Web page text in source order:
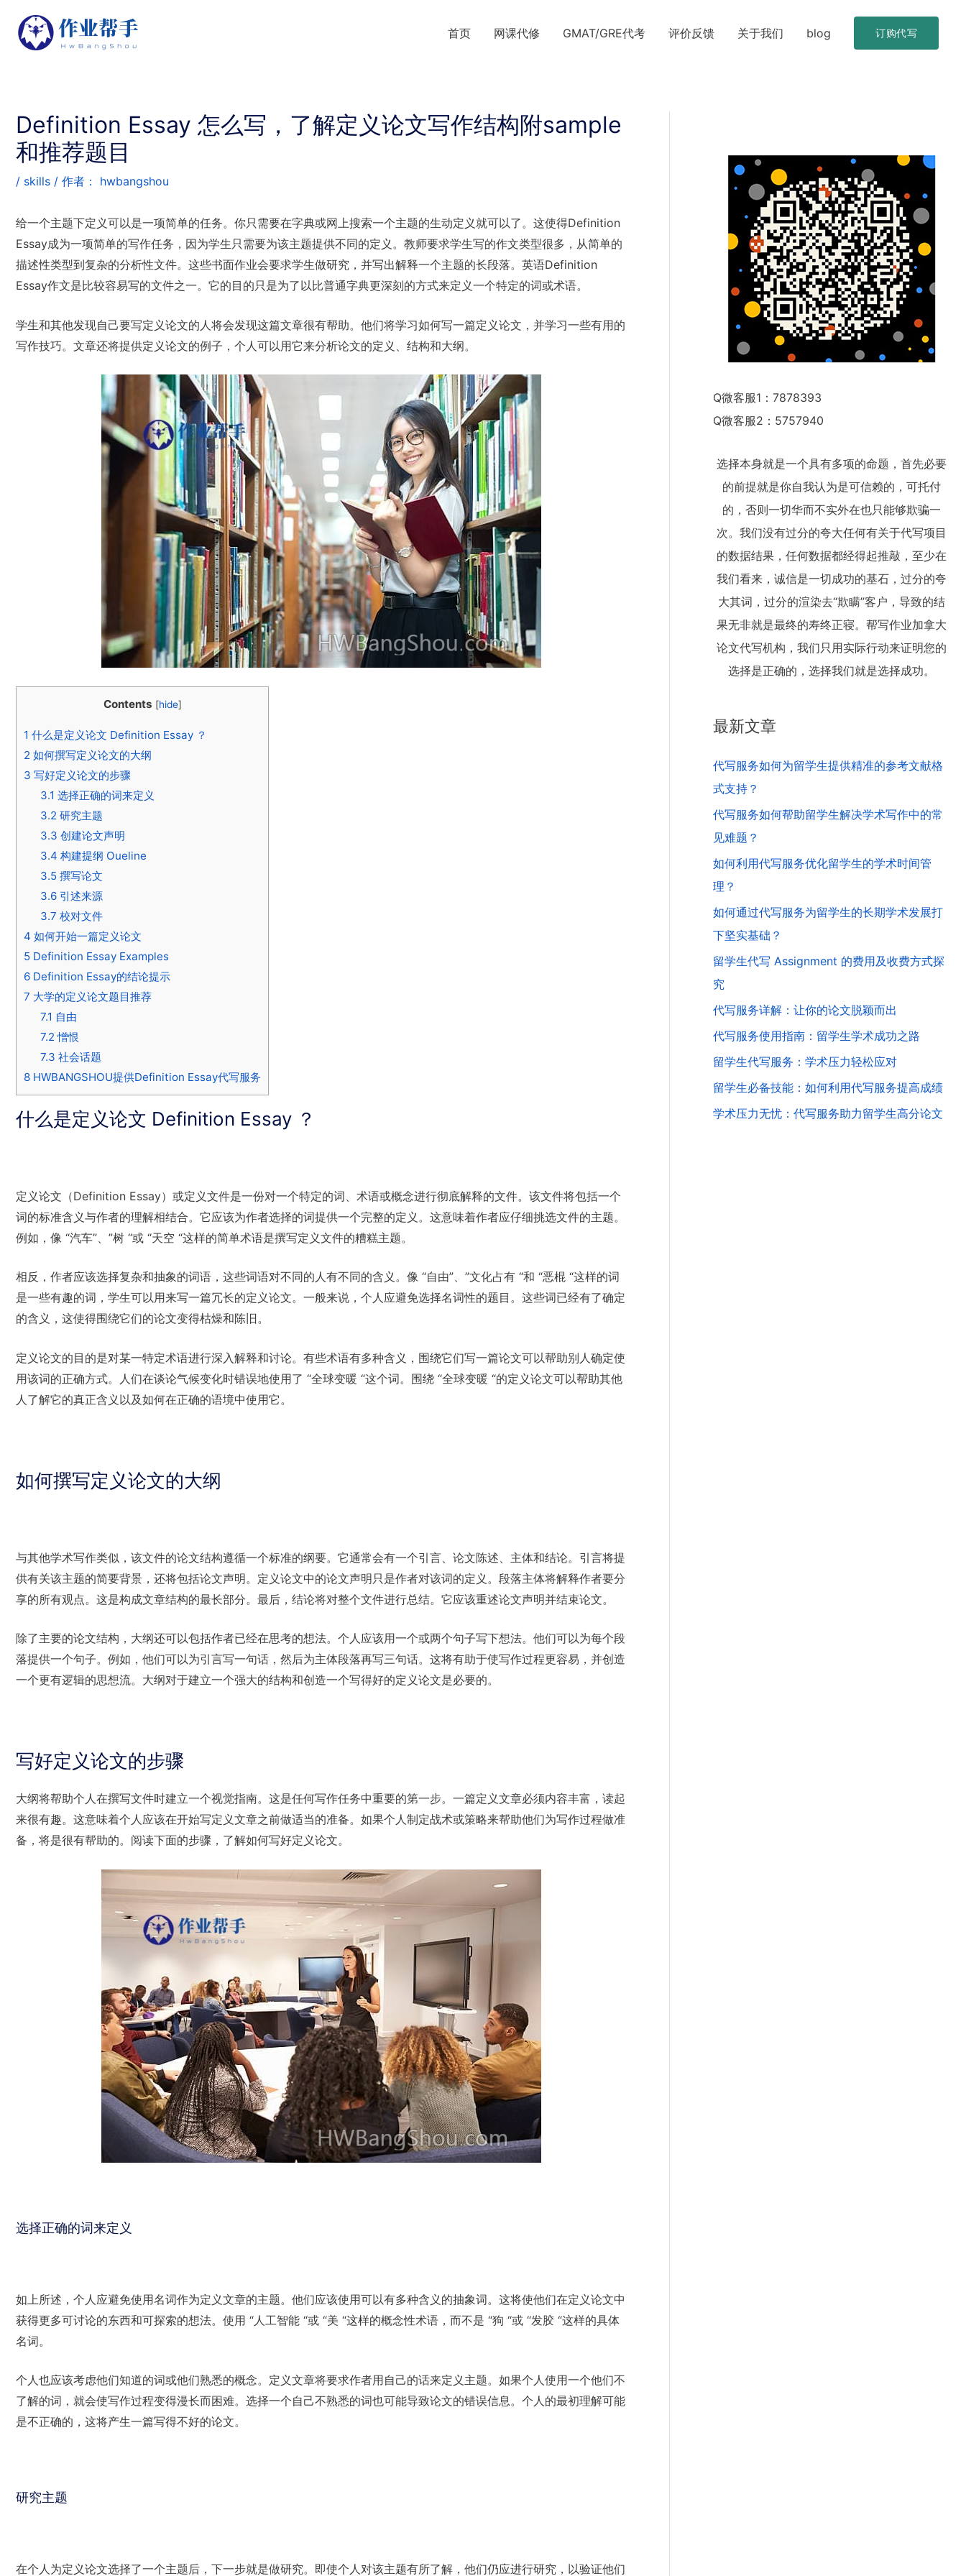
首页 网课代修 GMAT/GRE代考 评价反馈 关于我们 blog 订购代写
Definition Essay 怎么写，了解定义论文写作结构附sample
和推荐题目
/ skills / 作者： hwbangshou
给一个主题下定义可以是一项简单的任务。你只需要在字典或网上搜索一个主题的生动定义就可以了。这使得Definition
Essay成为一项简单的写作任务，因为学生只需要为该主题提供不同的定义。教师要求学生写的作文类型很多，从简单的
描述性类型到复杂的分析性文件。这些书面作业会要求学生做研究，并写出解释一个主题的长段落。英语Definition
Essay作文是比较容易写的文件之一。它的目的只是为了以比普通字典更深刻的方式来定义一个特定的词或术语。
学生和其他发现自己要写定义论文的人将会发现这篇文章很有帮助。他们将学习如何写一篇定义论文，并学习一些有用的
写作技巧。文章还将提供定义论文的例子，个人可以用它来分析论文的定义、结构和大纲。
Contents [hide]
1 什么是定义论文 Definition Essay ？
2 如何撰写定义论文的大纲
3 写好定义论文的步骤
3.1 选择正确的词来定义
3.2 研究主题
3.3 创建论文声明
3.4 构建提纲 Oueline
3.5撰写论文
3.6引述来源
3.7 校对文件
4 如何开始一篇定义论文
5 Definition Essay Examples
6 Definition Essay的结论提示
7 大学的定义论文题目推荐
7.1 自由
7.2 憎恨
7.3 社会话题
8 HWBANGSHOU提供Definition Essay代写服务
什么是定义论文 Definition Essay ？
定义论文（Definition Essay）或定义文件是一份对一个特定的词、术语或概念进行彻底解释的文件。该文件将包括一个
词的标准含义与作者的理解相结合。它应该为作者选择的词提供一个完整的定义。这意味着作者应仔细挑选文件的主题。
例如，像 “汽车”、”树 “或 “天空 “这样的简单术语是撰写定义文件的糟糕主题。
相反，作者应该选择复杂和抽象的词语，这些词语对不同的人有不同的含义。像 “自由”、”文化占有 “和 “恶棍 “这样的词
是一些有趣的词，学生可以用来写一篇冗长的定义论文。一般来说，个人应避免选择名词性的题目。这些词已经有了确定
的含义，这使得围绕它们的论文变得枯燥和陈旧。
定义论文的目的是对某一特定术语进行深入解释和讨论。有些术语有多种含义，围绕它们写一篇论文可以帮助别人确定使
用该词的正确方式。人们在谈论气候变化时错误地使用了 “全球变暖 “这个词。围绕 “全球变暖 “的定义论文可以帮助其他
人了解它的真正含义以及如何在正确的语境中使用它。
如何撰写定义论文的大纲
与其他学术写作类似，该文件的论文结构遵循一个标准的纲要。它通常会有一个引言、论文陈述、主体和结论。引言将提
供有关该主题的简要背景，还将包括论文声明。定义论文中的论文声明只是作者对该词的定义。段落主体将解释作者要分
享的所有观点。这是构成文章结构的最长部分。最后，结论将对整个文件进行总结。它应该重述论文声明并结束论文。
除了主要的论文结构，大纲还可以包括作者已经在思考的想法。个人应该用一个或两个句子写下想法。他们可以为每个段
落提供一个句子。例如，他们可以为引言写一句话，然后为主体段落再写三句话。这将有助于使写作过程更容易，并创造
一个更有逻辑的思想流。大纲对于建立一个强大的结构和创造一个写得好的定义论文是必要的。
写好定义论文的步骤
大纲将帮助个人在撰写文件时建立一个视觉指南。这是任何写作任务中重要的第一步。一篇定义文章必须内容丰富，读起
来很有趣。这意味着个人应该在开始写定义文章之前做适当的准备。如果个人制定战术或策略来帮助他们为写作过程做准
备，将是很有帮助的。阅读下面的步骤，了解如何写好定义论文。
选择正确的词来定义
如上所述，个人应避免使用名词作为定义文章的主题。他们应该使用可以有多种含义的抽象词。这将使他们在定义论文中
获得更多可讨论的东西和可探索的想法。使用 “人工智能 “或 “美 “这样的概念性术语，而不是 “狗 “或 “发胶 “这样的具体
名词。
个人也应该考虑他们知道的词或他们熟悉的概念。定义文章将要求作者用自己的话来定义主题。如果个人使用一个他们不
了解的词，就会使写作过程变得漫长而困难。选择一个自己不熟悉的词也可能导致论文的错误信息。个人的最初理解可能
是不正确的，这将产生一篇写得不好的论文。
研究主题
在个人为定义论文选择了一个主题后，下一步就是做研究。即使个人对该主题有所了解，他们仍应进行研究，以验证他们
Q微客服1：7878393
Q微客服2：5757940
选择本身就是一个具有多项的命题，首先必要
的前提就是你自我认为是可信赖的，可托付
的，否则一切华而不实外在也只能够欺骗一
次。我们没有过分的夸大任何有关于代写项目
的数据结果，任何数据都经得起推敲，至少在
我们看来，诚信是一切成功的基石，过分的夸
大其词，过分的渲染去“欺瞒”客户，导致的结
果无非就是最终的寿终正寝。帮写作业加拿大
论文代写机构，我们只用实际行动来证明您的
选择是正确的，选择我们就是选择成功。
最新文章
代写服务如何为留学生提供精准的参考文献格
式支持？
代写服务如何帮助留学生解决学术写作中的常
见难题？
如何利用代写服务优化留学生的学术时间管
理？
如何通过代写服务为留学生的长期学术发展打
下坚实基础？
留学生代写 Assignment 的费用及收费方式探
究
代写服务详解：让你的论文脱颖而出
代写服务使用指南：留学生学术成功之路
留学生代写服务：学术压力轻松应对
留学生必备技能：如何利用代写服务提高成绩
学术压力无忧：代写服务助力留学生高分论文